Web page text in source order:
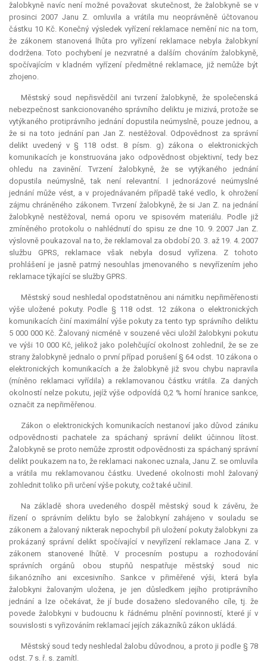
žalobkyně navíc není možné považovat skutečnost, že žalobkyně se v
prosinci 2007 Janu Z. omluvila a vrátila mu neoprávněně účtovanou
částku 10 Kč. Konečný výsledek vyřízení reklamace nemění nic na tom,
že zákonem stanovená lhůta pro vyřízení reklamace nebyla žalobkyní
dodržena. Toto pochybení je nezvratné a dalším chováním žalobkyně,
spočívajícím v kladném vyřízení předmětné reklamace, již nemůže být
zhojeno.
Městský soud nepřisvědčil ani tvrzení žalobkyně, že společenská
nebezpečnost sankcionovaného správního deliktu je mizivá, protože se
vytýkaného protiprávního jednání dopustila neúmyslně, pouze jednou, a
že si na toto jednání pan Jan Z. nestěžoval. Odpovědnost za správní
delikt uvedený v § 118 odst. 8 písm. g) zákona o elektronických
komunikacích je konstruována jako odpovědnost objektivní, tedy bez
ohledu na zavinění. Tvrzení žalobkyně, že se vytýkaného jednání
dopustila neúmyslně, tak není relevantní. I jednorázové neúmyslné
jednání může vést, a v projednávaném případě také vedlo, k ohrožení
zájmu chráněného zákonem. Tvrzení žalobkyně, že si Jan Z. na jednání
žalobkyně nestěžoval, nemá oporu ve spisovém materiálu. Podle již
zmíněného protokolu o nahlédnutí do spisu ze dne 10. 9. 2007 Jan Z.
výslovně poukazoval na to, že reklamoval za období 20. 3. až 19. 4. 2007
službu GPRS, reklamace však nebyla dosud vyřízena. Z tohoto
prohlášení je jasně patrný nesouhlas jmenovaného s nevyřízením jeho
reklamace týkající se služby GPRS.
Městský soud neshledal opodstatněnou ani námitku nepřiměřenosti
výše uložené pokuty. Podle § 118 odst. 12 zákona o elektronických
komunikacích činí maximální výše pokuty za tento typ správního deliktu
5 000 000 Kč. Žalovaný nicméně v souzené věci uložil žalobkyni pokutu
ve výši 10 000 Kč, jelikož jako polehčující okolnost zohlednil, že se ze
strany žalobkyně jednalo o první případ porušení § 64 odst. 10 zákona o
elektronických komunikacích a že žalobkyně již svou chybu napravila
(míněno reklamaci vyřídila) a reklamovanou částku vrátila. Za daných
okolností nelze pokutu, jejíž výše odpovídá 0,2 % horní hranice sankce,
označit za nepřiměřenou.
Zákon o elektronických komunikacích nestanoví jako důvod zániku
odpovědnosti pachatele za spáchaný správní delikt účinnou lítost.
Žalobkyně se proto nemůže zprostit odpovědnosti za spáchaný správní
delikt poukazem na to, že reklamaci nakonec uznala, Janu Z. se omluvila
a vrátila mu reklamovanou částku. Uvedené okolnosti mohl žalovaný
zohlednit toliko při určení výše pokuty, což také učinil.
Na základě shora uvedeného dospěl městský soud k závěru, že
řízení o správním deliktu bylo se žalobkyní zahájeno v souladu se
zákonem a žalovaný nikterak nepochybil při uložení pokuty žalobkyni za
prokázaný správní delikt spočívající v nevyřízení reklamace Jana Z. v
zákonem stanovené lhůtě. V procesním postupu a rozhodování
správních orgánů obou stupňů nespatřuje městský soud nic
šikanózního ani excesivního. Sankce v přiměřené výši, která byla
žalobkyni žalovaným uložena, je jen důsledkem jejího protiprávního
jednání a lze očekávat, že jí bude dosaženo sledovaného cíle, tj. že
povede žalobkyni v budoucnu k řádnému plnění povinností, které jí v
souvislosti s vyřizováním reklamací jejích zákazníků zákon ukládá.
Městský soud tedy neshledal žalobu důvodnou, a proto ji podle § 78
odst. 7 s. ř. s. zamítl.